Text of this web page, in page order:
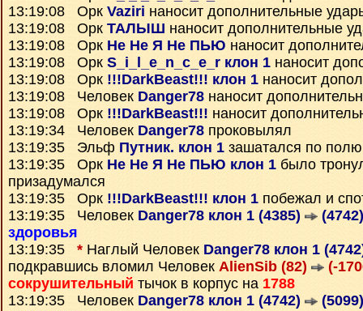
13:19:08 Орк Vaziri наносит дополнительные
13:19:08 Орк ТАЛЫШ наносит дополнительные
13:19:08 Орк Не Не Я Не ПЬЮ наносит
13:19:08 Орк S_i_l_e_n_c_e_r клон 1 наносит
13:19:08 Орк !!!DarkBeast!!! клон 1 наносит
13:19:08 Человек Danger78 наносит
13:19:08 Орк !!!DarkBeast!!! наносит
13:19:34 Человек Danger78 проковылял
13:19:35 Эльф Путник. клон 1 зашатался по полю
13:19:35 Орк Не Не Я Не ПЬЮ клон 1 было
призадумался
13:19:35 Орк !!!DarkBeast!!! клон 1 побежал и
13:19:35 Человек Danger78 клон 1 (4385)
(4742)
здоровья
13:19:35 * Наглый Человек Danger78 клон 1
подкравшись вломил Человек AlienSib (82)
(-
сокрушительный тычок в корпус на 1788
13:19:35 Человек Danger78 клон 1 (4742)
(5099)